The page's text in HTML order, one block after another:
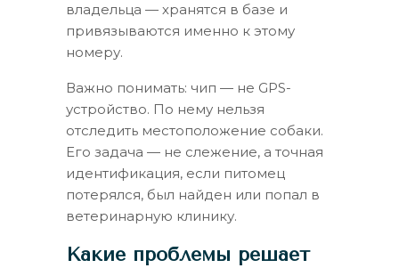
владельца — хранятся в базе и
привязываются именно к этому
номеру.
Важно понимать: чип — не GPS-
устройство. По нему нельзя
отследить местоположение собаки.
Его задача — не слежение, а точная
идентификация, если питомец
потерялся, был найден или попал в
ветеринарную клинику.
Какие проблемы решает